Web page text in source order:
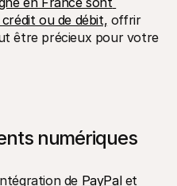
ou de débit, offrir
être précieux pour votre
numériques
de PayPal